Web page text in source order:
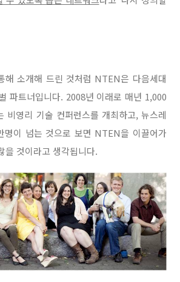
소개해 드린 것처럼 NTEN은 다음세대
파트너입니다. 2008년 이래로 매년 1,000
비영리 기술 컨퍼런스를 개최하고, 뉴스레
명이 넘는 것으로 보면 NTEN을 이끌어가
을 것이라고 생각됩니다.